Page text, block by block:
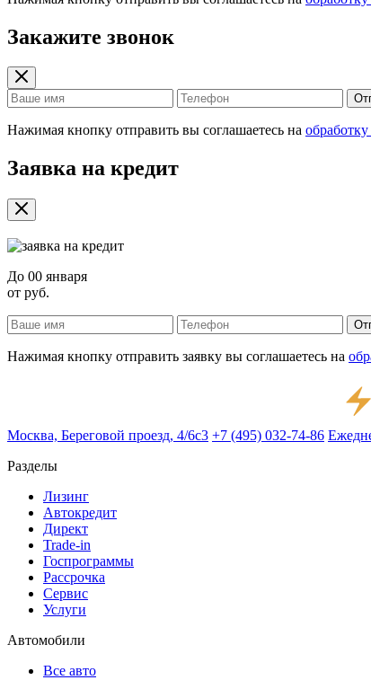
Закажите звонок
Нажимая кнопку отправить вы соглашаетесь на
Заявка на кредит
До 00 января
от руб.
Нажимая кнопку отправить заявку вы соглашаетесь на
Москва, Береговой проезд, 4/6с3 +7 (495) 032-74-86
Разделы
Лизинг
Автокредит
Директ
Trade-in
Госпрограммы
Рассрочка
Сервис
Услуги
Автомобили
Все авто